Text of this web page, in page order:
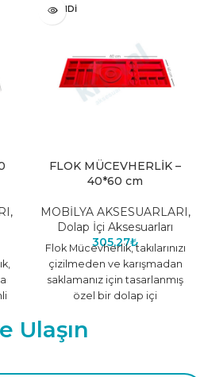
,
TÜKENDI
FLOK MÜCEVHERLİK –
40*60 cm
MOBİLYA AKSESUARLARI,
Dolap İçi Aksesuarları
305,27₺
Flok Mücevherlik, takılarınızı
çizilmeden ve karışmadan
saklamanız için tasarlanmış
özel bir dolap içi
kaplama yüzeyi sayesinde
Ulaşın